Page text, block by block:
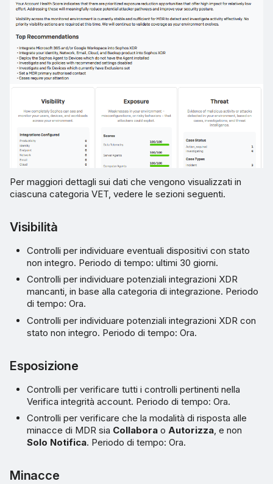
Per maggiori dettagli sui dati che vengono visualizzati in
ciascuna categoria VET, vedere le sezioni seguenti.
Visibilità
Controlli per individuare eventuali dispositivi con stato
non integro. Periodo di tempo: ultimi 30 giorni.
Controlli per individuare potenziali integrazioni XDR
mancanti, in base alla categoria di integrazione. Periodo
di tempo: Ora.
Controlli per individuare potenziali integrazioni XDR con
stato non integro. Periodo di tempo: Ora.
Esposizione
Controlli per verificare tutti i controlli pertinenti nella
Verifica integrità account. Periodo di tempo: Ora.
Controlli per verificare che la modalità di risposta alle
minacce di MDR sia Collabora oAutorizza, e non
Solo Notifica. Periodo di tempo: Ora.
Minacce